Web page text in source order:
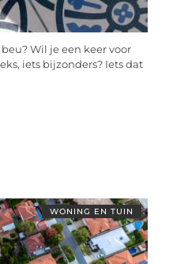
Wil je een keer voor
iets bijzonders? Iets dat
WONING EN TUIN